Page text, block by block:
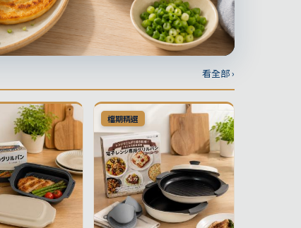
看全部 ›
檔期精選